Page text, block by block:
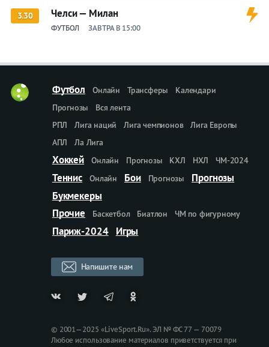
3.30 Челси — Милан
ФУТБОЛ ЗАВТРА В 15:00
Футбол Онлайн Трансферы
Календари
Прогнозы
Вся лента
РПЛ
Лига наций Лига чемпионов
Лига Европы
АПЛ
Ла Лига
Хоккей Онлайн Прогнозы КХЛ НХЛ ЧМ-2024
Теннис Онлайн Бои Прогнозы
Прогнозы
Букмекеры
Прочие
Баскетбол Биатлон ЧМ по фигурному
Париж-2024 Игры
Напишите нам
© 2001—2025 «LiveSport.Ru». ЭЛ № ФС 77 — 70079
Любое использование материалов приветствуется при